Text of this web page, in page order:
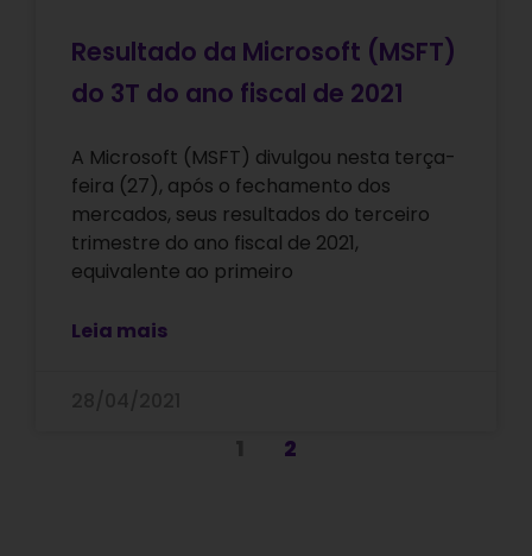
Resultado da Microsoft (MSFT)
do 3T do ano fiscal de 2021
A Microsoft (MSFT) divulgou nesta terça-
feira (27), após o fechamento dos
mercados, seus resultados do terceiro
trimestre do ano fiscal de 2021,
equivalente ao primeiro
Leia mais
2